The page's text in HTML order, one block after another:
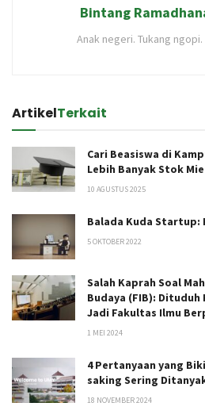
Bintang
Anak negeri. Tukang
ArtikelTerkait
Cari Beasiswa di
Lebih Banyak Stok
10 AGUSTUS 2025
Balada Kuda Startup:
5 OKTOBER 2022
Salah Kaprah Soal
Budaya (FIB):
Jadi Fakultas Ilmu
1 MEI 2024
4 Pertanyaan yang
saking Sering
18 NOVEMBER 2024